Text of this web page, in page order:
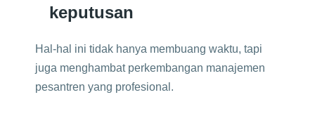
keputusan
Hal-hal ini tidak hanya membuang waktu, tapi
juga menghambat perkembangan manajemen
pesantren yang profesional.